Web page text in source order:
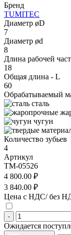
Бренд
TUMITEC
Диаметр øD
7
Диаметр ød
8
Длина рабочей
18
Общая длина - L
60
Обрабатываемый
сталь
чугун
Количество зубьев
4
Артикул
TM-05526
4 800.00 ₽
3 840.00 ₽
Цена с НДС/ без
-
Ожидается